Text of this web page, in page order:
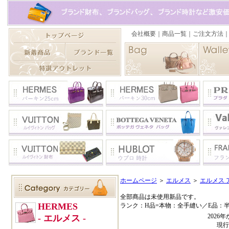
ホームページ ＞ エルメス ＞ エルメス
全部商品は未使用新品です。
ランク：H品=本物：全手縫い／E品：
2026年
現